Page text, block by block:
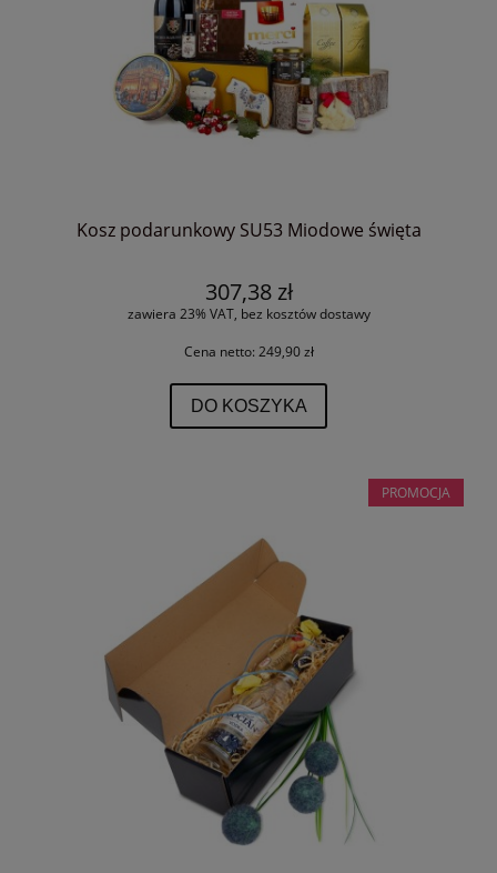
Kosz podarunkowy SU53 Miodowe święta
307,38 zł
zawiera 23% VAT, bez kosztów dostawy
Cena netto: 249,90 zł
DO KOSZYKA
PROMOCJA